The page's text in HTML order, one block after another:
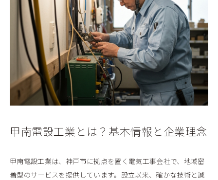
甲南電設工業とは？基本情報と企業理念
甲南電設工業は、神戸市に拠点を置く電気工事会社で、地域密
着型のサービスを提供しています。設立以来、確かな技術と誠